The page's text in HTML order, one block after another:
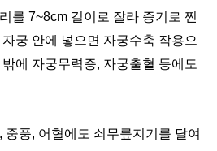
를 7~8cm 길이로 잘라 증기로 찐
궁 안에 넣으면 자궁수축 작용으
에 자궁무력증, 자궁출혈 등에도
중풍, 어혈에도 쇠무릎지기를 달여